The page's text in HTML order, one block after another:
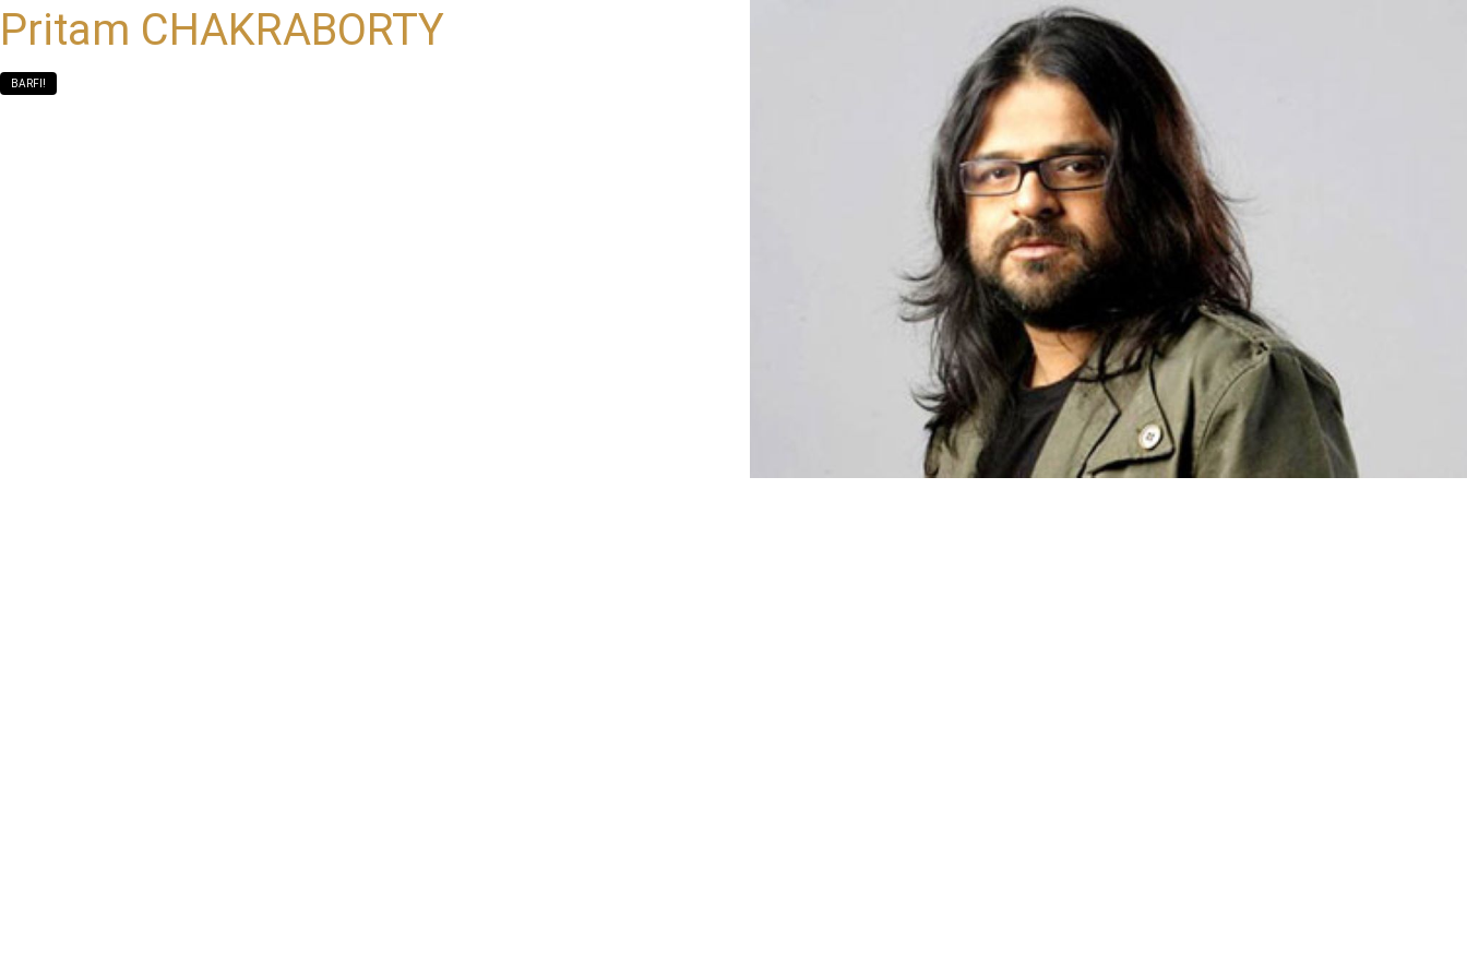
Pritam CHAKRABORTY
BARFI!